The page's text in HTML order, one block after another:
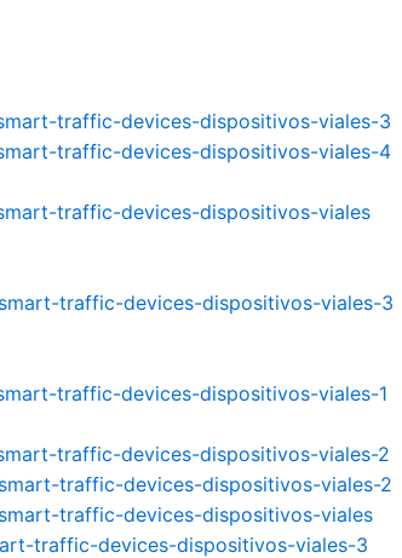
traffic-devices-dispositivos-viales-3
traffic-devices-dispositivos-viales-4
traffic-devices-dispositivos-viales
traffic-devices-dispositivos-viales-3
traffic-devices-dispositivos-viales-1
traffic-devices-dispositivos-viales-2
traffic-devices-dispositivos-viales-2
traffic-devices-dispositivos-viales
traffic-devices-dispositivos-viales-3